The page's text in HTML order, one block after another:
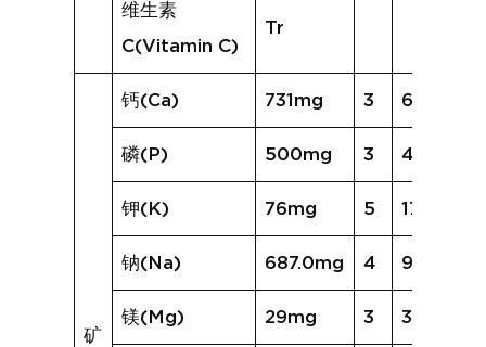
维生素
C(Vitamin C)
Tr
矿
钙(Ca) 731mg 3 607mg
磷(P) 500mg 3 438mg
钾(K) 76mg 5 173mg
钠(Na) 687.0mg 4 945.2mg
镁(Mg) 29mg 3 30mg